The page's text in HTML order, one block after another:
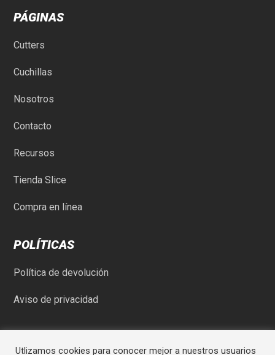
PÁGINAS
Cutters
Cuchillas
Nosotros
Contacto
Recursos
Tienda Slice
Compra en línea
POLÍTICAS
Política de devolución
Aviso de privacidad
Utlizamos cookies para conocer mejor a nuestros usuarios